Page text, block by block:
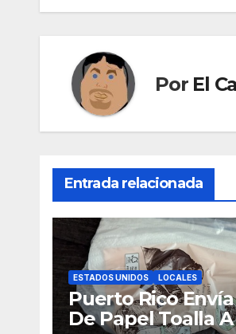
entradas
Por El
Entrada relacionada
ESTADOS UNIDOS LOCALES
Puerto Rico
De Papel Toalla